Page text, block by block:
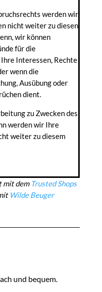
werden wir
nicht weiter zu diesen
wir können
für die
Interessen, Rechte
wenn die
Ausübung oder
dient.
zu Zwecken des
werden wir Ihre
weiter zu diesem
dem Trusted Shops
Wilde Beuger
und bequem.